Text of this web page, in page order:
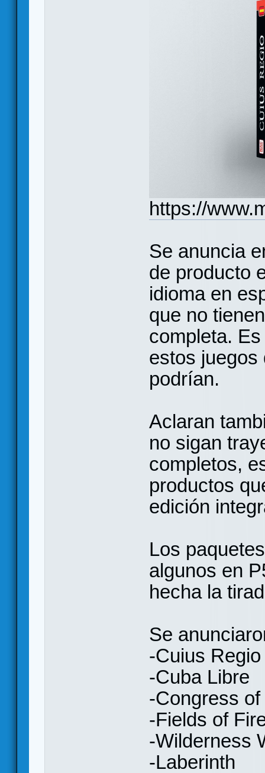
https://
Se anuncia
de producto
idioma en
que no
completa.
estos juegos
podrían.
Aclaran
no sigan
completos,
productos
edición
Los
algunos en
hecha la
Se
-Cuius Regio
-Cuba Libre
-Congress of
-Fields of
-Wilderness
-Laberinth